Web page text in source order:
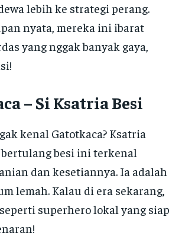
lebih ke strategi perang.
nyata, mereka ini ibarat
yang nggak banyak gaya,
– Si Ksatria Besi
kenal Gatotkaca? Ksatria
besi ini terkenal
dan kesetiannya. Ia adalah
lemah. Kalau di era sekarang,
superhero lokal yang siap